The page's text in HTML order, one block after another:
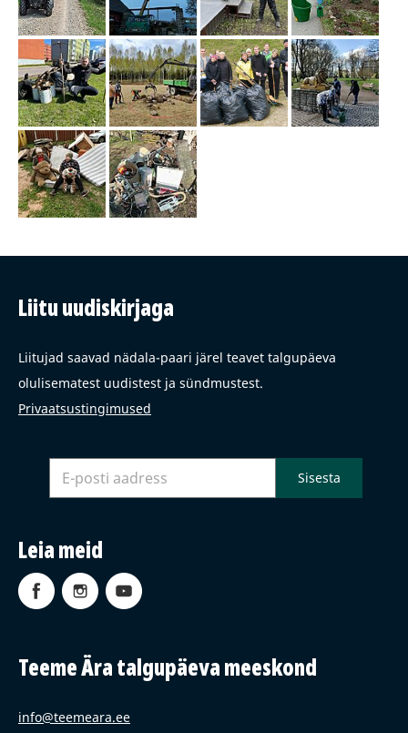
Liitu uudiskirjaga
Liitujad saavad nädala-paari järel teavet talgupäeva
olulisematest uudistest ja sündmustest.
Privaatsustingimused
Leia meid
Teeme Ära talgupäeva meeskond
info@teemeara.ee